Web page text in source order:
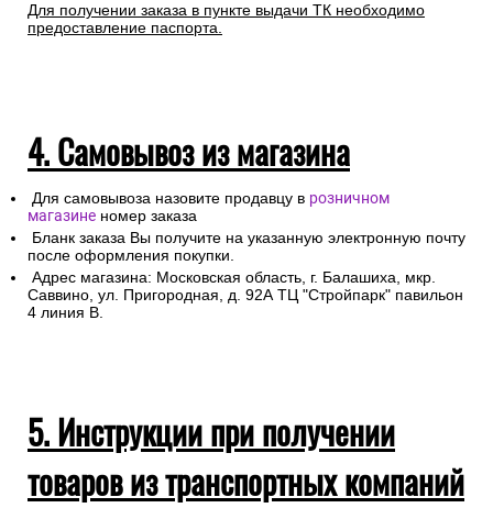
Для получении заказа в пункте выдачи ТК необходимо
предоставление паспорта.
4. Самовывоз из магазина
Для самовывоза назовите продавцу в розничном
магазине номер заказа
Бланк заказа Вы получите на указанную электронную почту
после оформления покупки.
Адрес магазина: Московская область, г. Балашиха, мкр.
Саввино, ул. Пригородная, д. 92А ТЦ "Стройпарк" павильон
4 линия В.
5. Инструкции при получении
товаров из транспортных компаний